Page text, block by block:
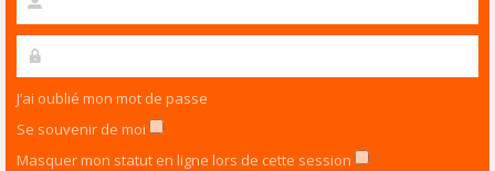
J’ai oublié mon mot de passe
Se souvenir de moi
Masquer mon statut en ligne lors de cette session